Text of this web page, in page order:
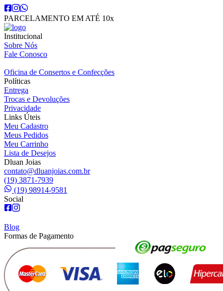
PARCELAMENTO EM ATÉ 10x
Institucional
Sobre Nós
Fale Conosco
Oficina de Consertos e Confecções
Políticas
Entrega
Trocas e Devoluções
Privacidade
Links Úteis
Meu Cadastro
Meus Pedidos
Meu Carrinho
Lista de Desejos
Dluan Joias
contato@dluanjoias.com.br
(19) 3871-7939
(19) 98914-9581
Social
Blog
Formas de Pagamento